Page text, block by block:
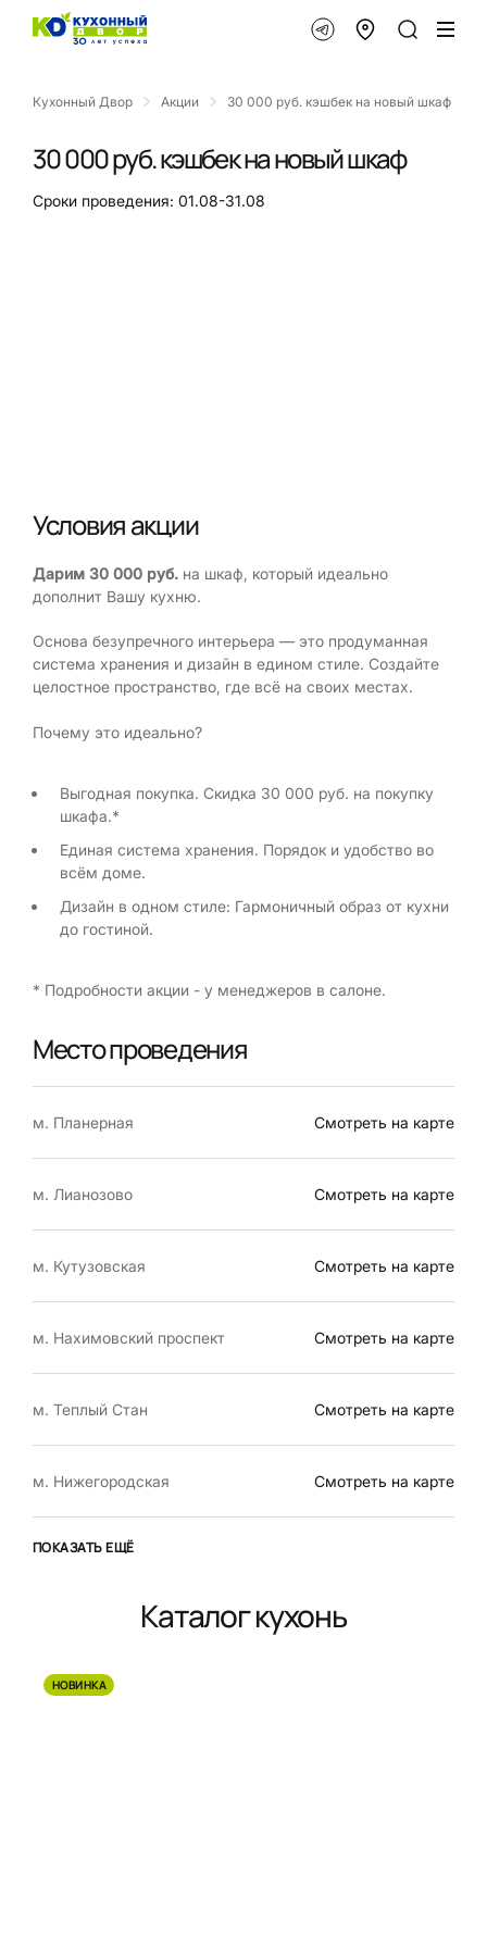
Кухонный Двор Акции 30 000 руб. кэшбек на новый шкаф
30 000 руб. кэшбек на новый шкаф
Сроки проведения: 01.08-31.08
Условия акции
Дарим 30 000 руб. на шкаф, который идеально
дополнит Вашу кухню.
Основа безупречного интерьера — это продуманная
система хранения и дизайн в едином стиле. Создайте
целостное пространство, где всё на своих местах.
Почему это идеально?
Выгодная покупка. Скидка 30 000 руб. на покупку
шкафа.*
Единая система хранения. Порядок и удобство во
всём доме.
Дизайн в одном стиле: Гармоничный образ от кухни
до гостиной.
* Подробности акции - у менеджеров в салоне.
Место проведения
м. Планерная Смотреть на карте
м. Лианозово Смотреть на карте
м. Кутузовская Смотреть на карте
м. Нахимовский проспект Смотреть на карте
м. Теплый Стан Смотреть на карте
м. Нижегородская Смотреть на карте
ПОКАЗАТЬ ЕЩЁ
Каталог кухонь
НОВИНКА